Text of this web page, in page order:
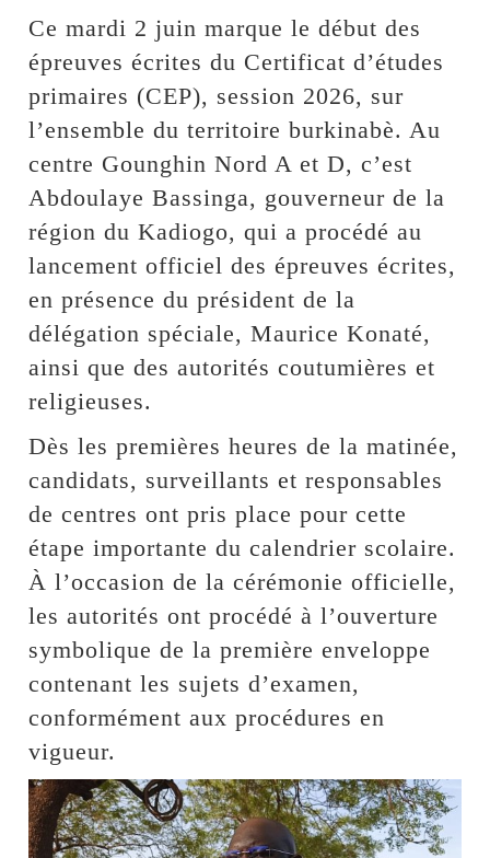
Ce mardi 2 juin marque le début des
épreuves écrites du Certificat d’études
primaires (CEP), session 2026, sur
l’ensemble du territoire burkinabè. Au
centre Gounghin Nord A et D, c’est
Abdoulaye Bassinga, gouverneur de la
région du Kadiogo, qui a procédé au
lancement officiel des épreuves écrites,
en présence du président de la
délégation spéciale, Maurice Konaté,
ainsi que des autorités coutumières et
religieuses.
Dès les premières heures de la matinée,
candidats, surveillants et responsables
de centres ont pris place pour cette
étape importante du calendrier scolaire.
À l’occasion de la cérémonie officielle,
les autorités ont procédé à l’ouverture
symbolique de la première enveloppe
contenant les sujets d’examen,
conformément aux procédures en
vigueur.